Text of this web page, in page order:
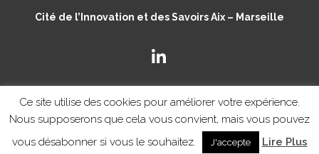
Cité de l’Innovation et des Savoirs Aix – Marseille
© Copyright CISAM 2020- MENTIONS LEGALES
Ce site utilise des cookies pour améliorer votre expérience.
Nous supposerons que cela vous convient, mais vous pouvez
vous désabonner si vous le souhaitez.
J'accepte Lire Plus